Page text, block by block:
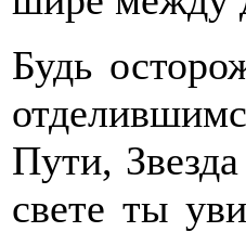
Будь
Пути,
свете ты